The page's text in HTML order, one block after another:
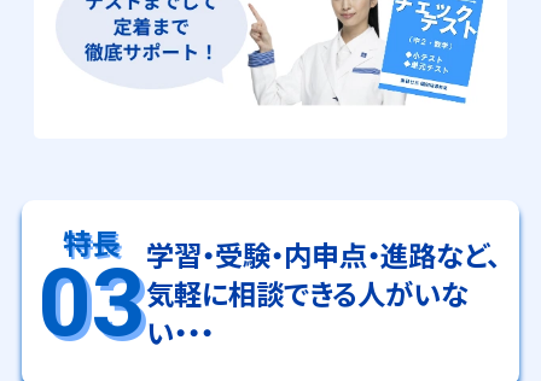
特長
03学習・受験・内申点・進路など、
気軽に相談できる人がいな
い・・・